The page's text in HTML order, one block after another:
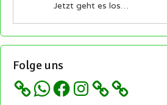
Jetzt geht es los…
Folge uns
WhatsApp
FacebookInstagram